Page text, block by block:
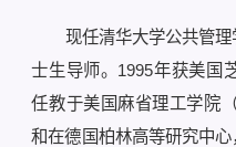
现任清华大学公共管
士生导师。1995年获美国
任教于美国麻省理工学院
和在德国柏林高等研究中